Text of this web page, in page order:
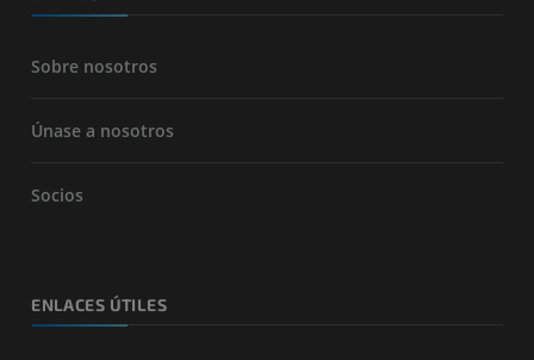
Sobre nosotros
Únase a nosotros
Socios
ENLACES ÚTILES